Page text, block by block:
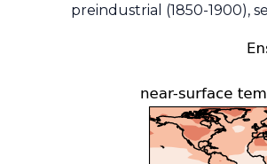
preindustrial (1850-1900),